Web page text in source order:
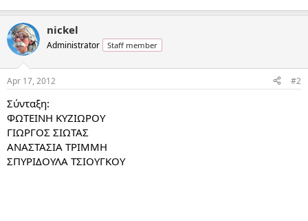
nickel
Administrator Staff member
Apr 17, 2012 #2
Σύνταξη:
ΦΩΤΕΙΝΗ ΚΥΖΙΩΡΟΥ
ΓΙΩΡΓΟΣ ΣΙΩΤΑΣ
ΑΝΑΣΤΑΣΙΑ ΤΡΙΜΜΗ
ΣΠΥΡΙΔΟΥΛΑ ΤΣΙΟΥΓΚΟΥ